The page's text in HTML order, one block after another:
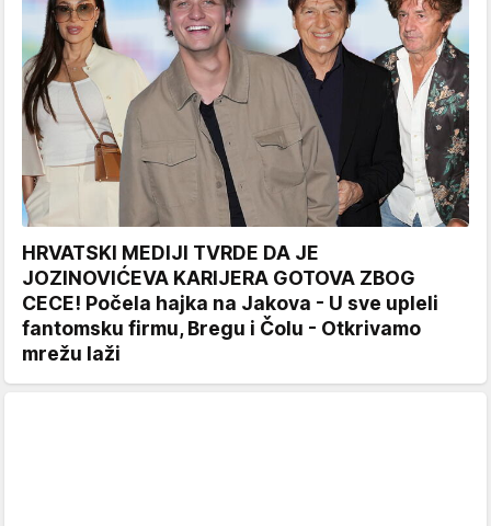
HRVATSKI MEDIJI TVRDE DA JE
JOZINOVIĆEVA KARIJERA GOTOVA ZBOG
CECE! Počela hajka na Jakova - U sve upleli
fantomsku firmu, Bregu i Čolu - Otkrivamo
mrežu laži